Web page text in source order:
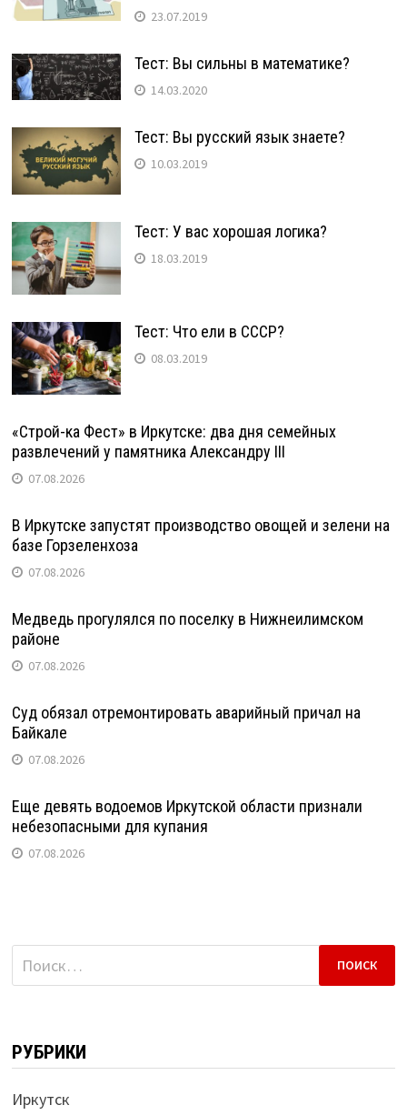
23.07.2019
Тест: Вы сильны в математике?
14.03.2020
Тест: Вы русский язык знаете?
10.03.2019
Тест: У вас хорошая логика?
18.03.2019
Тест: Что ели в СССР?
08.03.2019
«Строй-ка Фест» в Иркутске: два дня семейных
развлечений у памятника Александру III
07.08.2026
В Иркутске запустят производство овощей и зелени на
базе Горзеленхоза
07.08.2026
Медведь прогулялся по поселку в Нижнеилимском
районе
07.08.2026
Суд обязал отремонтировать аварийный причал на
Байкале
07.08.2026
Еще девять водоемов Иркутской области признали
небезопасными для купания
07.08.2026
Найти:
РУБРИКИ
Иркутск